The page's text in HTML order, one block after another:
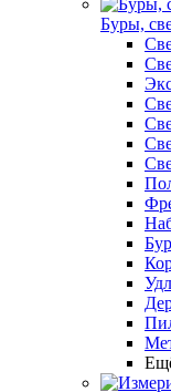
Буры,